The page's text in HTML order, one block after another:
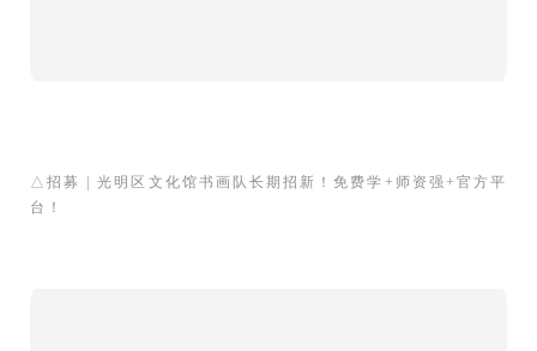
△招募 | 光明区文化馆书画队长期招新！免费学+师资强+官方平
台！